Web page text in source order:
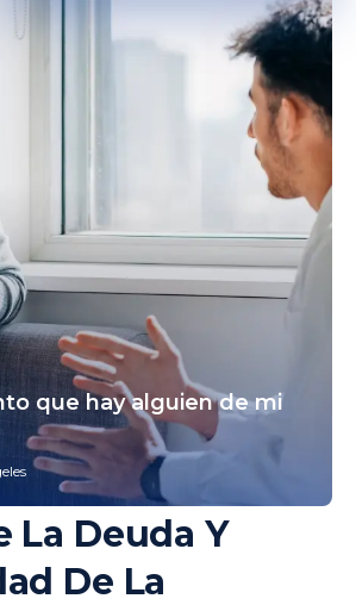
que hay alguien de mi
La Deuda Y
De La